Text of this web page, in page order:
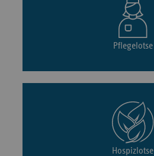
Pflegelotse
Hospizlotse